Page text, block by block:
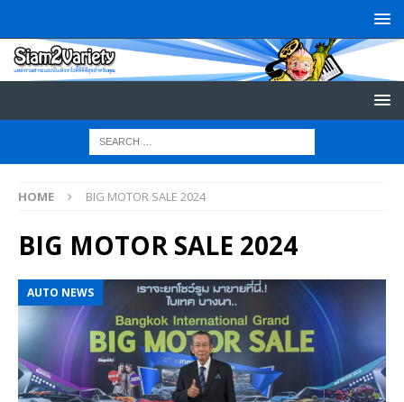
HOME BIG MOTOR SALE 2024
BIG MOTOR SALE 2024
AUTO NEWS